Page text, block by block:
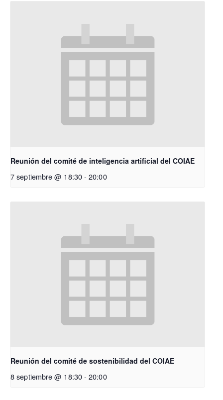
Reunión del comité de inteligencia artificial del COIAE
7 septiembre @ 18:30- 20:00
Reunión del comité de sostenibilidad del COIAE
8 septiembre @ 18:30- 20:00